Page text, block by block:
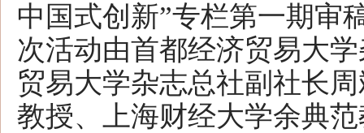
中国式创新”专栏第一期审
次活动由首都经济贸易大
贸易大学杂志总社副社长
教授、上海财经大学余典